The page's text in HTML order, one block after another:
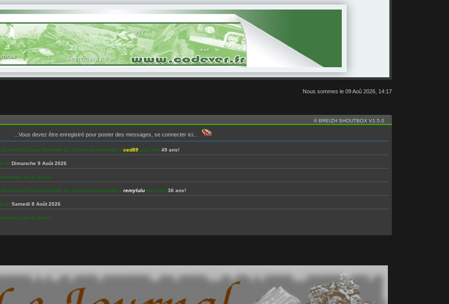
Nous sommes le 09 Aoû 2026, 14:17
© BREIZH SHOUTBOX V1.5.0
...Vous devez être enregistré pour poster des messages, se connecter ici...
Journal Du Quad souhaite un Joyeux anniversaire àced89 pour ses49 ans!
leDimanche 9 Août 2026
sur le forum...
Journal Du Quad souhaite un Joyeux anniversaire àremylulu pour ses36 ans!
leSamedi 8 Août 2026
sur le forum...
bienvenue sur le forum...